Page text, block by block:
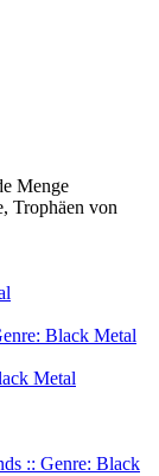
Menge
Trophäen von